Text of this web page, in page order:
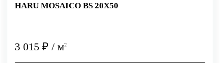
HARU MOSAICO BS 20X50
3 015 ₽ / м2